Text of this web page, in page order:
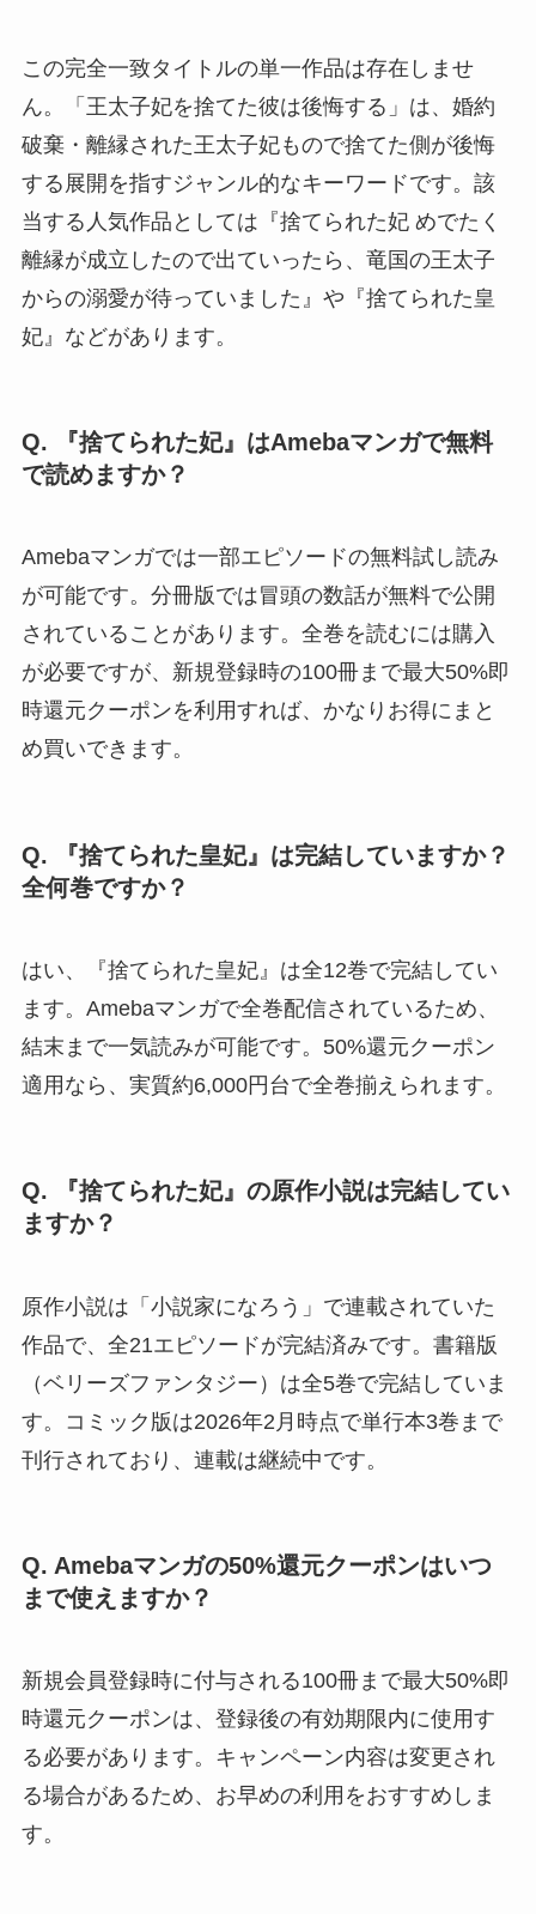
この完全一致タイトルの単一作品は存在しませ
ん。「王太子妃を捨てた彼は後悔する」は、婚約
破棄・離縁された王太子妃もので捨てた側が後悔
する展開を指すジャンル的なキーワードです。該
当する人気作品としては『捨てられた妃 めでたく
離縁が成立したので出ていったら、竜国の王太子
からの溺愛が待っていました』や『捨てられた皇
妃』などがあります。
Q. 『捨てられた妃』はAmebaマンガで無料
で読めますか？
Amebaマンガでは一部エピソードの無料試し読み
が可能です。分冊版では冒頭の数話が無料で公開
されていることがあります。全巻を読むには購入
が必要ですが、新規登録時の100冊まで最大50%即
時還元クーポンを利用すれば、かなりお得にまと
め買いできます。
Q. 『捨てられた皇妃』は完結していますか？
全何巻ですか？
はい、『捨てられた皇妃』は全12巻で完結してい
ます。Amebaマンガで全巻配信されているため、
結末まで一気読みが可能です。50%還元クーポン
適用なら、実質約6,000円台で全巻揃えられます。
Q. 『捨てられた妃』の原作小説は完結してい
ますか？
原作小説は「小説家になろう」で連載されていた
作品で、全21エピソードが完結済みです。書籍版
（ベリーズファンタジー）は全5巻で完結していま
す。コミック版は2026年2月時点で単行本3巻まで
刊行されており、連載は継続中です。
Q. Amebaマンガの50%還元クーポンはいつ
まで使えますか？
新規会員登録時に付与される100冊まで最大50%即
時還元クーポンは、登録後の有効期限内に使用す
る必要があります。キャンペーン内容は変更され
る場合があるため、お早めの利用をおすすめしま
す。